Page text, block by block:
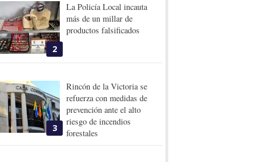
2
La Policía Local incauta
más de un millar de
productos falsificados
3
Rincón de la Victoria se
refuerza con medidas de
prevención ante el alto
riesgo de incendios
forestales